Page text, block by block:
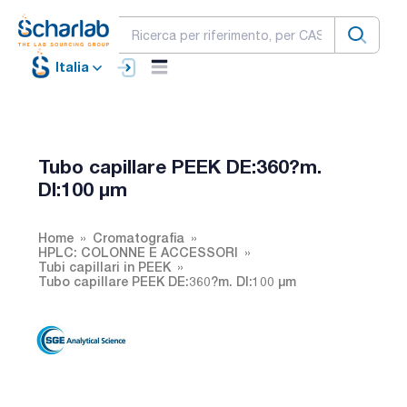
Italia
Tubo capillare PEEK DE:360?m.
DI:100 µm
Home
Cromatografia
HPLC: COLONNE E ACCESSORI
Tubi capillari in PEEK
Tubo capillare PEEK DE:360?m. DI:100 µm